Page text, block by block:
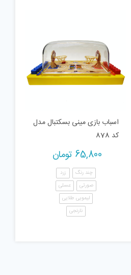
اسباب بازی مینی بسکتبال مدل
کد 878
65,800 تومان
چند رنگ
زرد
صورتی
عسلی
لیمویی طلایی
نارنجی